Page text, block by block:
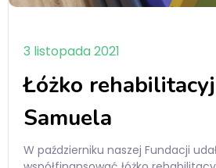
3 listopada 2021
Łóżko
Samuela
W październiku naszej Fundacji